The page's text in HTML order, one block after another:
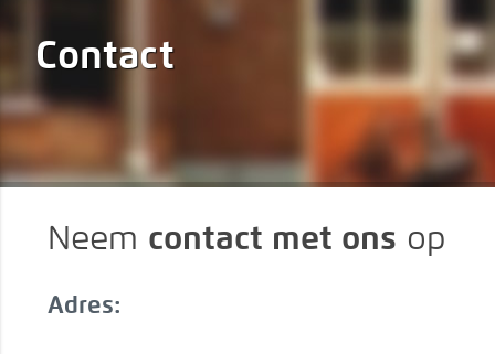
Contact
Neem contact met ons op
Adres: